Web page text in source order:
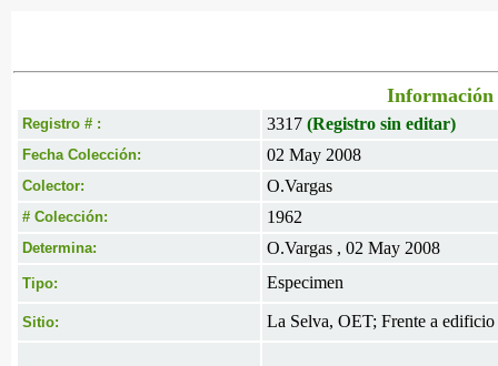
Información
Registro # : 3317 (Registro sin editar)
Fecha Colección: 02 May 2008
Colector: O.Vargas
# Colección: 1962
Determina: O.Vargas , 02 May 2008
Tipo: Especimen
Sitio: La Selva, OET; Frente a edificio